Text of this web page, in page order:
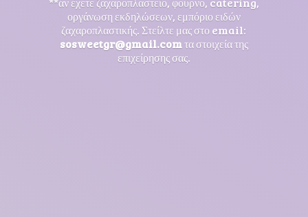
οργάνωση εκδηλώσεων, εμπόριο ειδών
ζαχαροπλαστικής. Στείλτε μας στο email:
sosweetgr@gmail.comτα στοιχεία της
επιχείρησης σας.